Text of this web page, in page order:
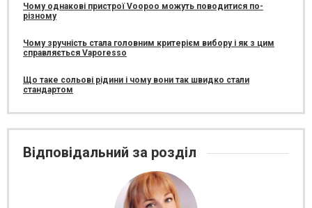
Чому однакові пристрої Voopoo можуть поводитися по-
різному
Чому зручність стала головним критерієм вибору і як з цим
справляється Vaporesso
Що таке сольові рідини і чому вони так швидко стали
стандартом
Відповідальний за розділ